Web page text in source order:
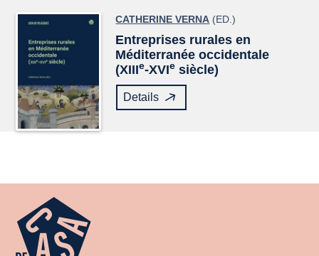
CATHERINE VERNA (ED.)
Entreprises rurales en
Méditerranée occidentale
(XIIIe-XVIe siècle)
Details